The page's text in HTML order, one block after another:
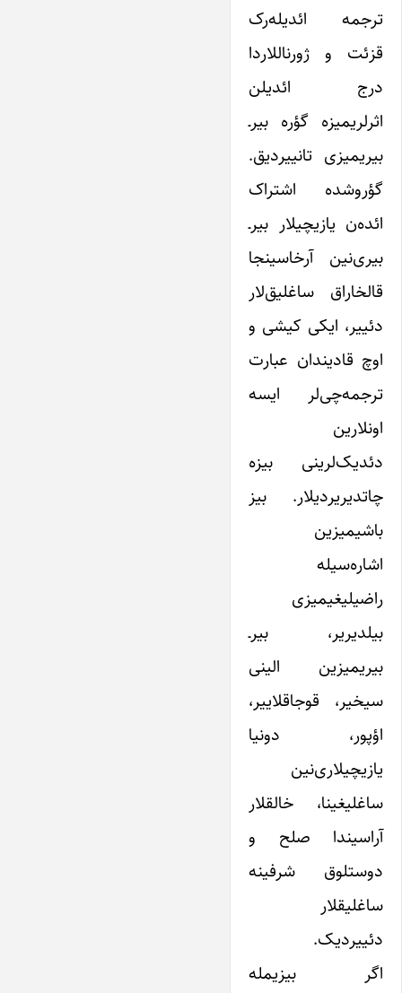
ترجمه ائدیله‌رک
قزئت و ژورناللاردا
درج ائدیلن
اثرلریمیزه گؤره بیر‌ـ‌
بیریمیزی تانییردیق.
گؤروشده اشتراک
ائده‌ن یازیچیلار بیر‌ـ‌
بیری‌نین آرخاسینجا
قالخاراق ساغلیق‌لار
دئییر، ایکی کیشی و
اوچ قادیندان عبارت
ترجمه‌چی‌لر ایسه
اونلارین
دئدیک‌لرینی بیزه
چاتدیریردیلار. بیز
باشیمیزین
اشاره‌سیله
راضیلیغیمیزی
بیلدیریر، بیرـ‌
بیریمیزین الینی
سیخیر، قوجاقلاییر،
اؤپور، دونیا
یازیچیلاری‌نین
ساغلیغینا، خالقلار
آراسیندا صلح و
دوستلوق شرفینه
ساغلیقلار
دئییردیک.
اگر بیزیمله